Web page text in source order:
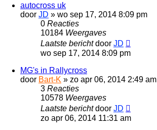
autocross uk
door JD » wo sep 17, 2014 8:09 pm
0 Reacties
10184 Weergaves
Laatste berichtdoor JD
wo sep 17, 2014 8:09 pm
MG's in Rallycross
door Bart-K » zo apr 06, 2014 2:49 am
3 Reacties
10578 Weergaves
Laatste berichtdoor JD
zo apr 06, 2014 11:31 am